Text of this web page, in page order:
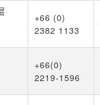
+66 (0)
2382 1133
+66(0)
2219-1596